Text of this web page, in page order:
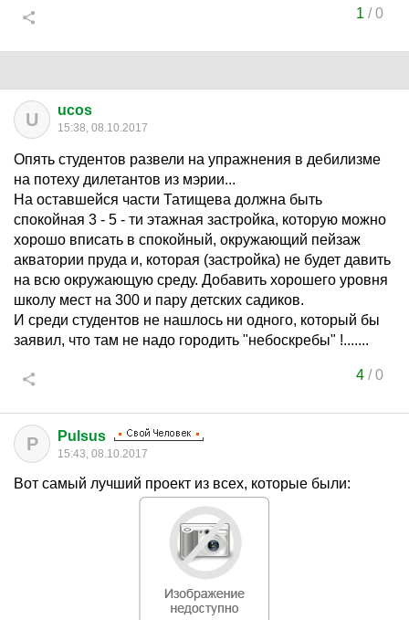
1 /0
U ucos
15:38, 08.10.2017
Опять студентов развели на упражнения в дебилизме
на потеху дилетантов из мэрии...
На оставшейся части Татищева должна быть
спокойная 3 - 5 - ти этажная застройка, которую можно
хорошо вписать в спокойный, окружающий пейзаж
акватории пруда и, которая (застройка) не будет давить
на всю окружающую среду. Добавить хорошего уровня
школу мест на 300 и пару детских садиков.
И среди студентов не нашлось ни одного, который бы
заявил, что там не надо городить "небоскребы" !.......
4/0
P Pulsus
15:43, 08.10.2017
Вот самый лучший проект из всех, которые были: